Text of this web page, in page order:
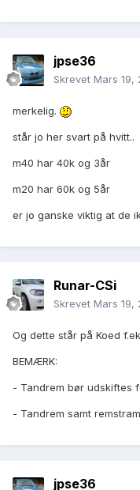
jpse36
Skrevet Mars 19,
merkelig.
står jo her svart på hvitt..
m40 har 40k og 3år
m20 har 60k og 5år
er jo ganske viktig at de
Runar-CSi
Skrevet Mars 19,
Og dette står på Koed
BEMÆRK:
- Tandrem bør udskiftes
- Tandrem samt
jpse36